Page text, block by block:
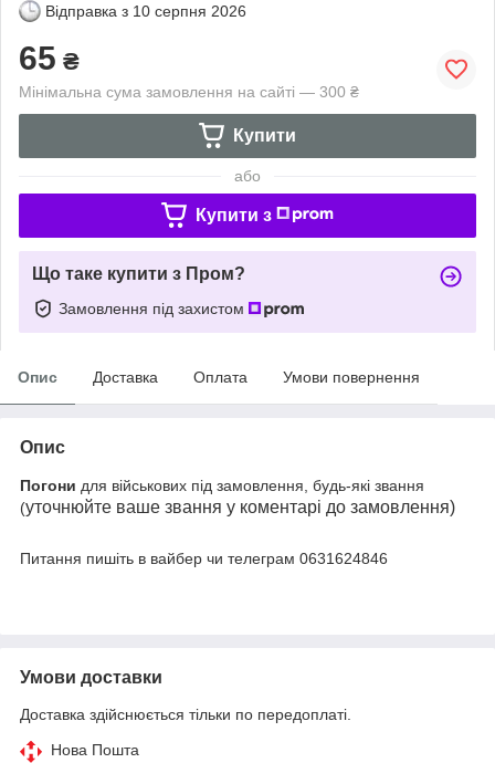
Відправка з 10 серпня 2026
65 ₴
Мінімальна сума замовлення на сайті — 300 ₴
Купити
або
Купити з
Що таке купити з Пром?
Замовлення під захистом
Опис Доставка Оплата Умови повернення
Опис
Погони для військових під замовлення, будь-які звання
(уточнюйте ваше звання у коментарі до замовлення)
Питання пишіть в вайбер чи телеграм 0631624846
Умови доставки
Доставка здійснюється тільки по передоплаті.
Нова Пошта